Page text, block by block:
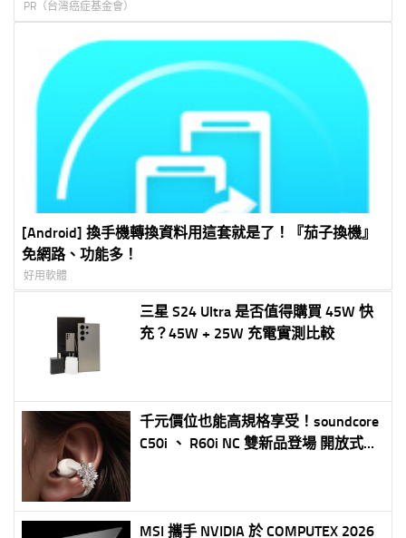
PR（台灣癌症基金會）
[Android] 換手機轉換資料用這套就是了！『茄子換機』
免網路、功能多！
好用軟體
三星 S24 Ultra 是否值得購買 45W 快
充？45W + 25W 充電實測比較
千元價位也能高規格享受！soundcore
C50i 、 R60i NC 雙新品登場 開放式輕
MSI 攜手 NVIDIA 於 COMPUTEX 2026